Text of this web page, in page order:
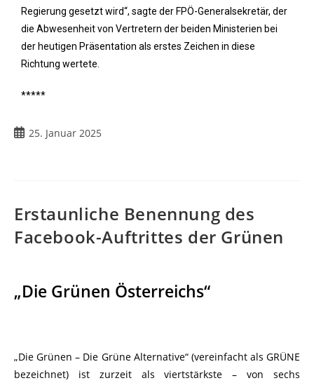
Regierung gesetzt wird“, sagte der FPÖ-Generalsekretär, der
die Abwesenheit von Vertretern der beiden Ministerien bei
der heutigen Präsentation als erstes Zeichen in diese
Richtung wertete.
*****
25. Januar 2025
Erstaunliche Benennung des
Facebook-Auftrittes der Grünen
„Die Grünen Österreichs“
„Die Grünen – Die Grüne Alternative“ (vereinfacht als GRÜNE
bezeichnet) ist zurzeit als viertstärkste – von sechs